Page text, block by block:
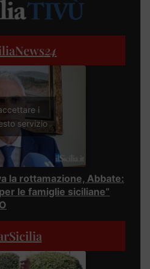
24
i
servizio
la rottamazione, Abbate:
le famiglie siciliane”